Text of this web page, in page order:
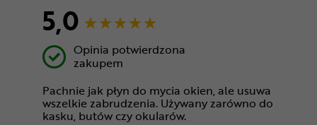
5,0
Opinia potwierdzona
zakupem
Pachnie jak płyn do mycia okien, ale usuwa
wszelkie zabrudzenia. Używany zarówno do
kasku, butów czy okularów.